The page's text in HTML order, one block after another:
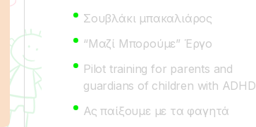
Σουβλάκι μπακαλιάρος
“Μαζί Μπορούμε” Έργο
Pilot training for parents and
guardians of children with ADHD
Ας παίξουμε με τα φαγητά